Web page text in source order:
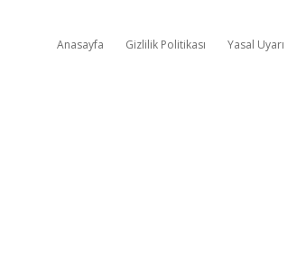
Anasayfa Gizlilik Politikası Yasal Uyarı